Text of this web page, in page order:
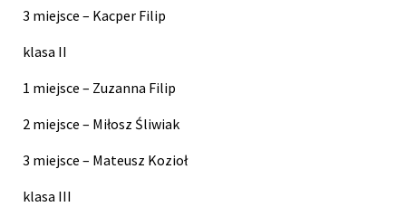
3 miejsce – Kacper Filip
klasa II
1 miejsce – Zuzanna Filip
2 miejsce – Miłosz Śliwiak
3 miejsce – Mateusz Kozioł
klasa III